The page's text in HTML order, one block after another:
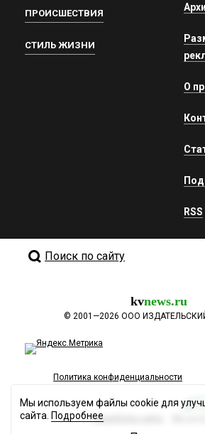
ПРОИСШЕСТВИЯ
СТИЛЬ ЖИЗНИ
О
RSS
Поиск по сайту
kvnews.ru
© 2001—2026 ООО
Политика конфиденциальности
Разработка сайта
Мы используем файлы cookie для
сайта. Подробнее